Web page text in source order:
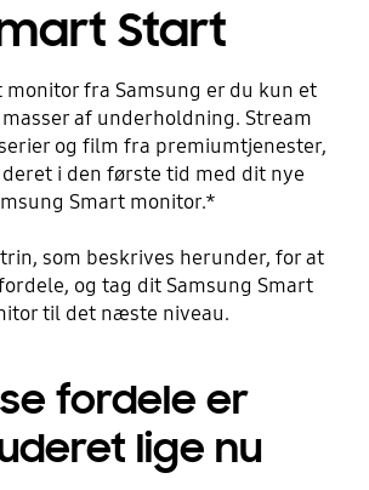
Start
monitor fra Samsung er du kun et
af underholdning. Stream
og film fra premiumtjenester,
i den første tid med dit nye
Smart monitor.*
som beskrives herunder, for at
og tag dit Samsung Smart
til det næste niveau.
fordele er
lige nu